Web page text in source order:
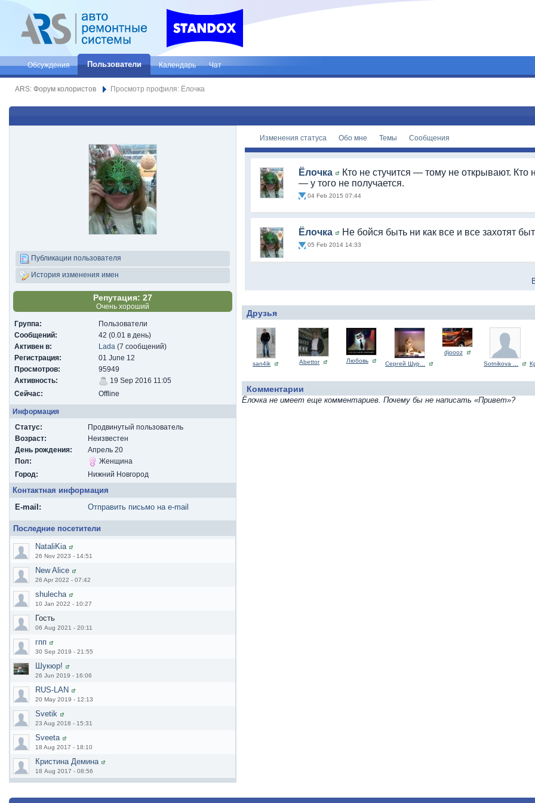
Обсуждения Пользователи Календарь Чат
ARS: Форум колористов Просмотр профиля: Ёлочка
Публикации пользователя
История изменения имен
Репутация: 27
Очень хороший
Группа:
Пользователи
Сообщений:
42 (0.01 в день)
Активен в:
Lada (7 сообщений)
Регистрация:
01 June 12
Просмотров:
95949
Активность:
19 Sep 2016 11:05
Сейчас:
Offline
Информация
Статус:
Продвинутый пользователь
Возраст:
Неизвестен
День рождения:
Апрель 20
Пол:
Женщина
Город:
Нижний Новгород
Контактная информация
E-mail:
Отправить письмо на e-mail
Последние посетители
NataliKia
26 Nov 2023 - 14:51
New Alice
26 Apr 2022 - 07:42
shulecha
10 Jan 2022 - 10:27
Гость
06 Aug 2021 - 20:11
гпп
30 Sep 2019 - 21:55
Шукюр!
26 Jun 2019 - 16:06
RUS-LAN
20 May 2019 - 12:13
Svetik
23 Aug 2018 - 15:31
Sveeta
18 Aug 2017 - 18:10
Кристина Демина
18 Aug 2017 - 08:56
Изменения статуса Обо мне Темы Сообщения
Ёлочка
Кто не стучится — тому не открывают. Кто
— у того не получается.
04 Feb 2015 07:44
Ёлочка Не бойся быть ни как все и все захотят
05 Feb 2014 14:33
Друзья
san4ik Abettor Любовь Сергей Шур...
djoooz
Sotnikova ...
Комментарии
Ёлочка не имеет еще комментариев. Почему бы не написать «Привет»?